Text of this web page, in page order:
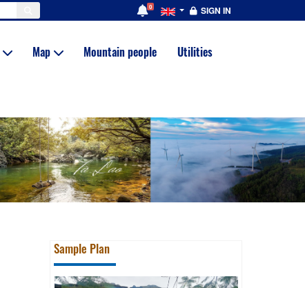
0 SIGN IN
Map Mountain people Utilities
Sample Plan